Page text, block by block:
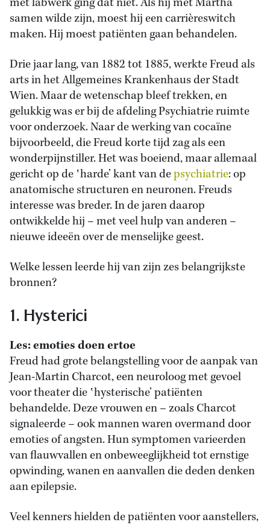
samen wilde zijn, moest hij een carrièreswitch
maken. Hij moest patiënten gaan behandelen.
Drie jaar lang, van 1882 tot 1885, werkte Freud als
arts in het Allgemeines Krankenhaus der Stadt
Wien. Maar de wetenschap bleef trekken, en
gelukkig was er bij de afdeling Psychiatrie ruimte
voor onderzoek. Naar de werking van cocaïne
bijvoorbeeld, die Freud korte tijd zag als een
wonderpijnstiller. Het was boeiend, maar allemaal
gericht op de ‛harde’ kant van depsychiatrie: op
anatomische structuren en neuronen. Freuds
interesse was breder. In de jaren daarop
ontwikkelde hij – met veel hulp van anderen –
nieuwe ideeën over de menselijke geest.
Welke lessen leerde hij van zijn zes belangrijkste
bronnen?
1. Hysterici
Les: emoties doen ertoe
Freud had grote belangstelling voor de aanpak van
Jean-Martin Charcot, een neuroloog met gevoel
voor theater die ‛hysterische’ patiënten
behandelde. Deze vrouwen en – zoals Charcot
signaleerde – ook mannen waren overmand door
emoties of angsten. Hun symptomen varieerden
van flauwvallen en onbeweeglijkheid tot ernstige
opwinding, wanen en aanvallen die deden denken
aan epilepsie.
Veel kenners hielden de patiënten voor aanstellers,